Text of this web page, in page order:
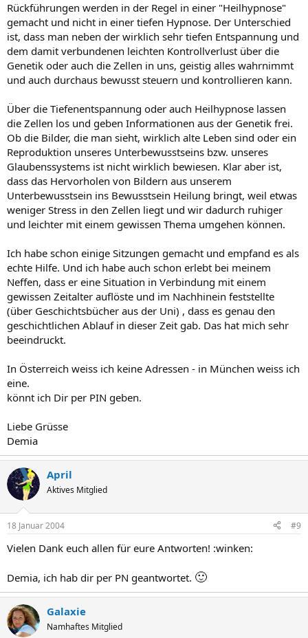
Rückführungen werden in der Regel in einer "Heilhypnose"
gemacht und nicht in einer tiefen Hypnose. Der Unterschied
ist, dass man neben der wirklich sehr tiefen Entspannung und
dem damit verbundenen leichten Kontrollverlust über die
Genetik oder auch die Zellen in uns, geistig alles wahrnimmt
und auch durchaus bewusst steuern und kontrollieren kann.
Über die Tiefenentspannung oder auch Heilhypnose lassen
die Zellen los und geben Informationen aus der Genetik frei.
Ob die Bilder, die man sieht, wirklich alte Leben sind oder ein
Reproduktion unseres Unterbewusstseins bzw. unseres
Glaubenssystems ist nicht wirklich bewiesen. Klar aber ist,
dass das Hervorholen von Bildern aus unserem
Unterbewusstsein ins Bewusstsein Heilung bringt, weil etwas
weniger Stress in den Zellen liegt und wir dadurch ruhiger
und leichter mit einem gewissen Thema umgehen können.
Ich habe schon einige Sitzungen gemacht und empfand es als
echte Hilfe. Und ich habe auch schon erlebt bei meinem
Neffen, dass er eine Situation in Verbindung mit einem
gewissen Zeitalter auflöste und im Nachhinein feststellte
(über Geschichtsbücher aus der Uni) , dass es genau den
geschichtlichen Ablauf in dieser Zeit gab. Das hat mich sehr
beeindruckt.
In Österreich weiss ich keine Adressen - in München weiss ich
eine.
könnt ich Dir per PIN geben.
Liebe Grüsse
Demia
April
Aktives Mitglied
18 Januar 2004 #9
Vielen Dank euch allen für eure Antworten! :winken:
Demia, ich hab dir per PN geantwortet. 🙂
Galaxie
Namhaftes Mitglied